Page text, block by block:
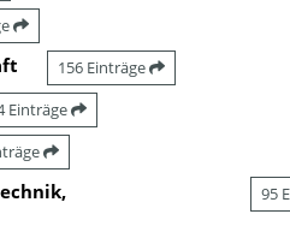
156 Einträge
Einträge
95